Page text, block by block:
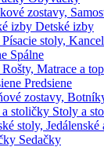
zostavy,
Detské izby
Písacie stoly,
Spálne
Rošty, Matrace a
Predsiene
zostavy,
Stoly a
stoly, Jedálenské
Sedačky